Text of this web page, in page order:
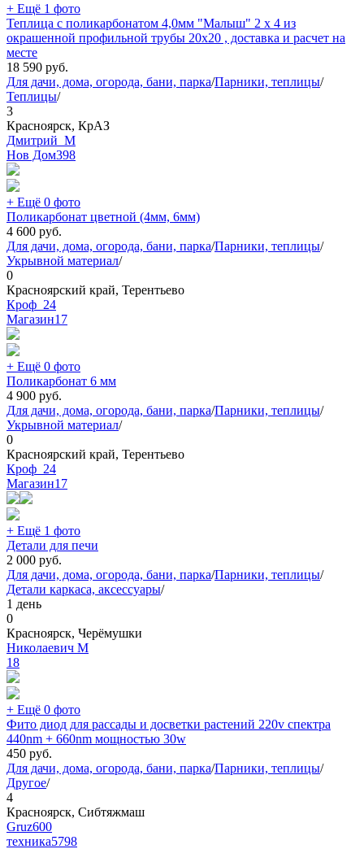
+ Ещё 1 фото
Теплица с поликарбонатом 4,0мм "Малыш" 2 х 4 из
окрашенной профильной трубы 20х20 , доставка и расчет на
месте
18 590 руб.
Для дачи, дома, огорода, бани, парка/Парники, теплицы/
Теплицы/
3
Красноярск, КрАЗ
Дмитрий_М
Нов Дом398
+ Ещё 0 фото
Поликарбонат цветной (4мм, 6мм)
4 600 руб.
Для дачи, дома, огорода, бани, парка/Парники, теплицы/
Укрывной материал/
0
Красноярский край, Терентьево
Кроф_24
Магазин17
+ Ещё 0 фото
Поликарбонат 6 мм
4 900 руб.
Для дачи, дома, огорода, бани, парка/Парники, теплицы/
Укрывной материал/
0
Красноярский край, Терентьево
Кроф_24
Магазин17
+ Ещё 1 фото
Детали для печи
2 000 руб.
Для дачи, дома, огорода, бани, парка/Парники, теплицы/
Детали каркаса, аксессуары/
1 день
0
Красноярск, Черёмушки
Николаевич М
18
+ Ещё 0 фото
Фито диод для рассады и досветки растений 220v спектра
440nm + 660nm мощностью 30w
450 руб.
Для дачи, дома, огорода, бани, парка/Парники, теплицы/
Другое/
4
Красноярск, Сибтяжмаш
Gruz600
техника5798